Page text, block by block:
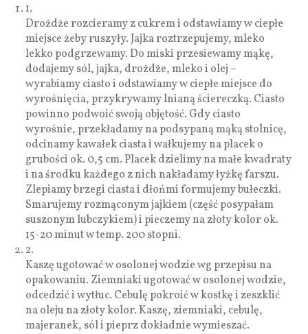
1.
Drożdże rozcieramy z cukrem i odstawiamy w ciepłe
miejsce żeby ruszyły. Jajka roztrzepujemy, mleko
lekko podgrzewamy. Do miski przesiewamy mąkę,
dodajemy sól, jajka, drożdże, mleko i olej –
wyrabiamy ciasto i odstawiamy w ciepłe miejsce do
wyrośnięcia, przykrywamy lnianą ściereczką. Ciasto
powinno podwoić swoją objętość. Gdy ciasto
wyrośnie, przekładamy na podsypaną mąką stolnicę,
odcinamy kawałek ciasta i wałkujemy na placek o
grubości ok. 0,5 cm. Placek dzielimy na małe kwadraty
i na środku każdego z nich nakładamy łyżkę farszu.
Zlepiamy brzegi ciasta i dłońmi formujemy bułeczki.
Smarujemy rozmąconym jajkiem (część posypałam
suszonym lubczykiem) i pieczemy na złoty kolor ok.
15-20 minut w temp. 200 stopni.
2.
Kaszę ugotować w osolonej wodzie wg przepisu na
opakowaniu. Ziemniaki ugotować w osolonej wodzie,
odcedzić i wytłuc. Cebulę pokroić w kostkę i zeszklić
na oleju na złoty kolor. Kaszę, ziemniaki, cebulę,
majeranek, sól i pieprz dokładnie wymieszać.